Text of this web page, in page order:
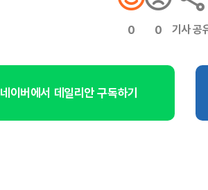
0 0 기사 공
네이버에서 데일리안 구독하기